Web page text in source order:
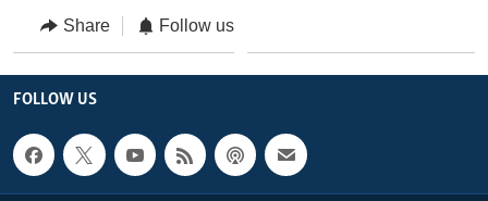
Share Follow us
FOLLOW US